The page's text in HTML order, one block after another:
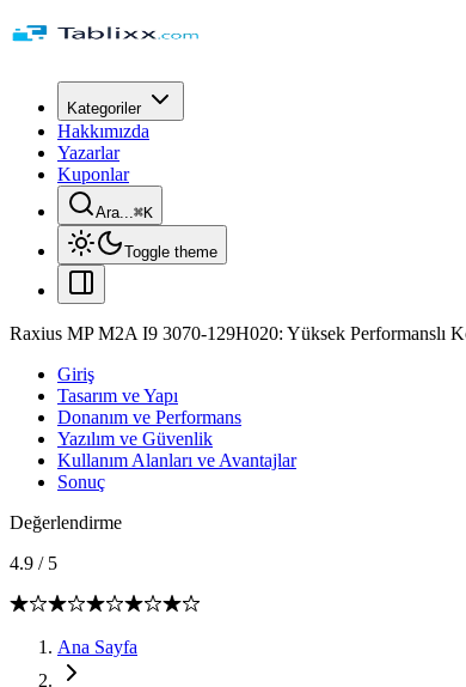
Kategoriler
Hakkımızda
Yazarlar
Kuponlar
Ara...⌘K
Toggle theme
Raxius MP M2A I9 3070-129H020: Yüksek Performanslı
Giriş
Tasarım ve Yapı
Donanım ve Performans
Yazılım ve Güvenlik
Kullanım Alanları ve Avantajlar
Sonuç
Değerlendirme
4.9 / 5
Ana Sayfa